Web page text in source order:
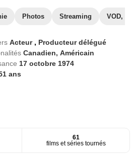
Photos Streaming VOD,
Acteur , Producteur délégué
Canadien, Américain
17 octobre 1974
ans
61
films et séries tournés